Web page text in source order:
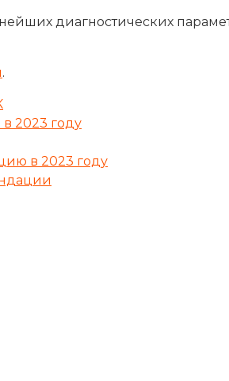
диагностических
.
2023 году
в 2023 году